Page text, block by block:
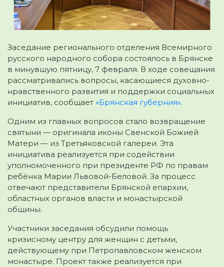
Заседание регионального отделения Всемирного
русского народного собора состоялось в Брянске
в минувшую пятницу, 7 февраля. В ходе совещания
рассматривались вопросы, касающиеся духовно-
нравственного развития и поддержки социальных
инициатив, сообщает «Брянская губерния».
Одним из главных вопросов стало возвращение
святыни — оригинала иконы Свенской Божией
Матери — из Третьяковской галереи. Эта
инициатива реализуется при содействии
уполномоченного при президенте РФ по правам
ребёнка Марии Львовой-Беловой. За процесс
отвечают представители Брянской епархии,
областных органов власти и монастырской
общины.
Участники заседания обсудили помощь
кризисному центру для женщин с детьми,
действующему при Петропавловском женском
монастыре. Проект также реализуется при